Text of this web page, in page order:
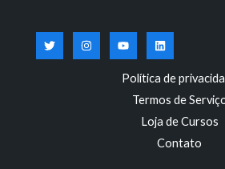
Política de
Termos de
Loja de Cursos
Contato